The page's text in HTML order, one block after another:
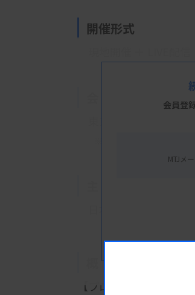
開催形式
東京科学大学 湯島
東京都文京区湯島１丁
概 要
【プログラム】
会員登
MTJメ